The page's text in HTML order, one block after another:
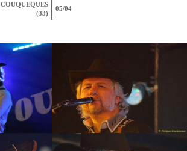
COUQUEQUES
(33)
05/04